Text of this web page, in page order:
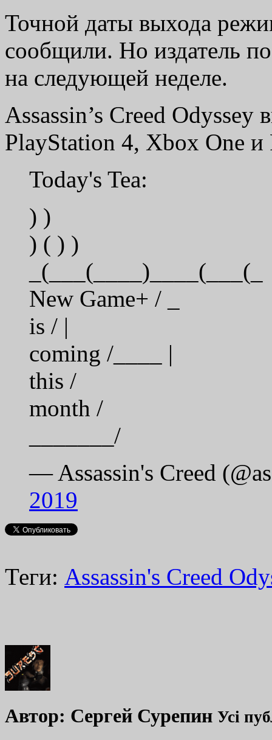
Точной даты выхода
сообщили. Но издатель
на следующей неделе.
Assassin’s Creed Odyssey
PlayStation 4, Xbox One и
Today's Tea:
) )
) ( ) )
_(___(____)____(___(_
New Game+ / _
is / |
coming /____ |
this /
month /
_______/
— Assassin's Creed
2019
Теги: Assassin's Creed
Автор: Сергей Сурепин Усі